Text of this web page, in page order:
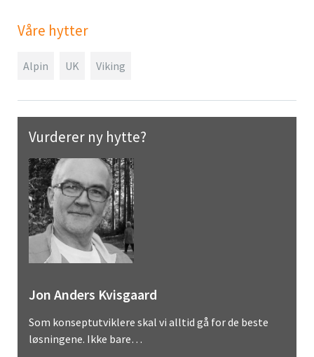
Våre hytter
Alpin UK Viking
Vurderer ny hytte?
Jon Anders Kvisgaard
Som konseptutviklere skal vi alltid gå for de beste
løsningene. Ikke bare…